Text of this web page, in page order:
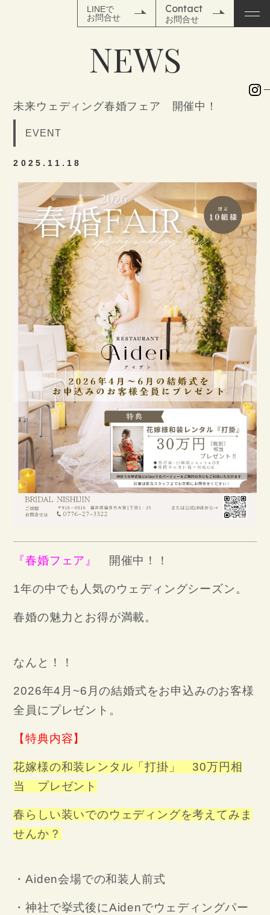
LINEで
お問合せ
Contact
お問合せ
NEWS
未来ウェディング春婚フェア 開催中！
EVENT
2025.11.18
『春婚フェア』 開催中！！
1年の中でも人気のウェディングシーズン。
春婚の魅力とお得が満載。
なんと！！
2026年4月~6月の結婚式をお申込みのお客様
全員にプレゼント。
【特典内容】
花嫁様の和装レンタル「打掛」 30万円相
当 プレゼント
春らしい装いでのウェディングを考えてみま
せんか？
・Aiden会場での和装人前式
・神社で挙式後にAidenでウェディングパー
TOP
NEWS
SPACE
WEDDING PLAN
PHOTO&MOVIE
STORIES
ACCESS
CONTACT
DRESS& KIMONO